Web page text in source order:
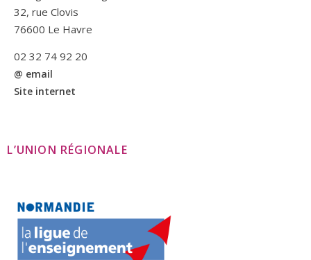
32, rue Clovis
76600 Le Havre
02 32 74 92 20
@ email
Site internet
L’UNION RÉGIONALE